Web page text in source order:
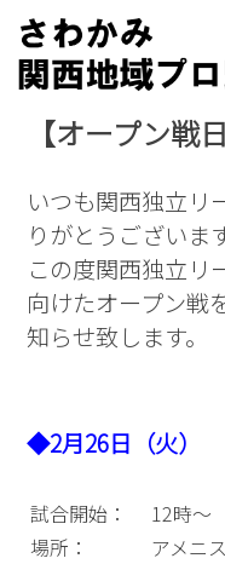
Skip
content
【オープン戦
いつも関西独立リ
りがとうございます
この度関西独立リ
向けたオープン戦
知らせ致します。
◆2月26日（火）
試合開始：
12時～
場所：
アメニ